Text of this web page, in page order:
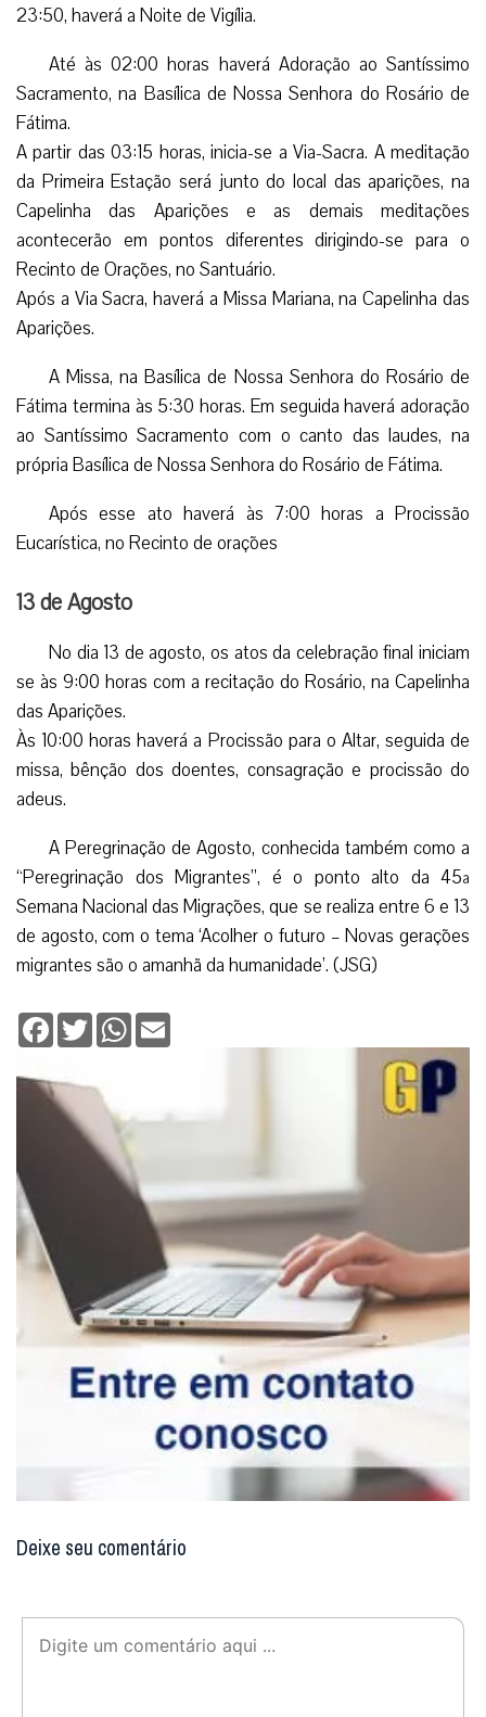
23:50, haverá a Noite de Vigília.
Até às 02:00 horas haverá Adoração ao Santíssimo
Sacramento, na Basílica de Nossa Senhora do Rosário de
Fátima.
A partir das 03:15 horas, inicia-se a Via-Sacra. A meditação
da Primeira Estação será junto do local das aparições, na
Capelinha das Aparições e as demais meditações
acontecerão em pontos diferentes dirigindo-se para o
Recinto de Orações, no Santuário.
Após a Via Sacra, haverá a Missa Mariana, na Capelinha das
Aparições.
A Missa, na Basílica de Nossa Senhora do Rosário de
Fátima termina às 5:30 horas. Em seguida haverá adoração
ao Santíssimo Sacramento com o canto das laudes, na
própria Basílica de Nossa Senhora do Rosário de Fátima.
Após esse ato haverá às 7:00 horas a Procissão
Eucarística, no Recinto de orações
13 de Agosto
No dia 13 de agosto, os atos da celebração final iniciam
se às 9:00 horas com a recitação do Rosário, na Capelinha
das Aparições.
Às 10:00 horas haverá a Procissão para o Altar, seguida de
missa, bênção dos doentes, consagração e procissão do
adeus.
A Peregrinação de Agosto, conhecida também como a
“Peregrinação dos Migrantes”, é o ponto alto da 45ª
Semana Nacional das Migrações, que se realiza entre 6 e 13
de agosto, com o tema ‘Acolher o futuro – Novas gerações
migrantes são o amanhã da humanidade’. (JSG)
Facebook
TwitterWhatsApp
Deixe seu comentário